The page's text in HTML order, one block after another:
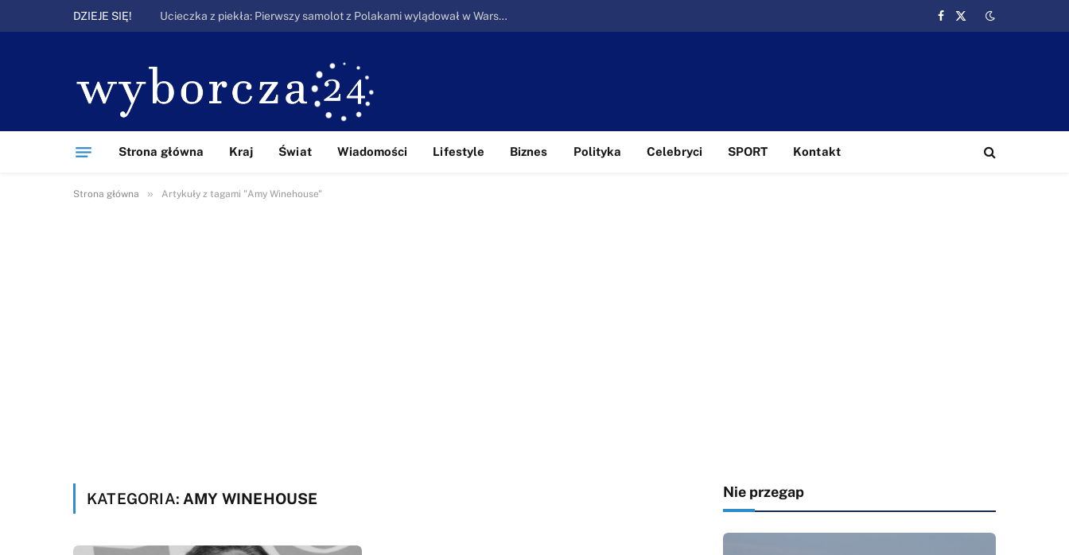
DZIEJE SIĘ! Ucieczka z piekła: Pierwszy samolot z Polakami wylądował w Warszawie
Facebook
X
Strona główna Kraj Świat Wiadomości Lifestyle Biznes Polityka Celebryci SPORT Kontakt
Strona główna » Artykuły z tagami "Amy Winehouse"
KATEGORIA: AMY WINEHOUSE Nie przegap